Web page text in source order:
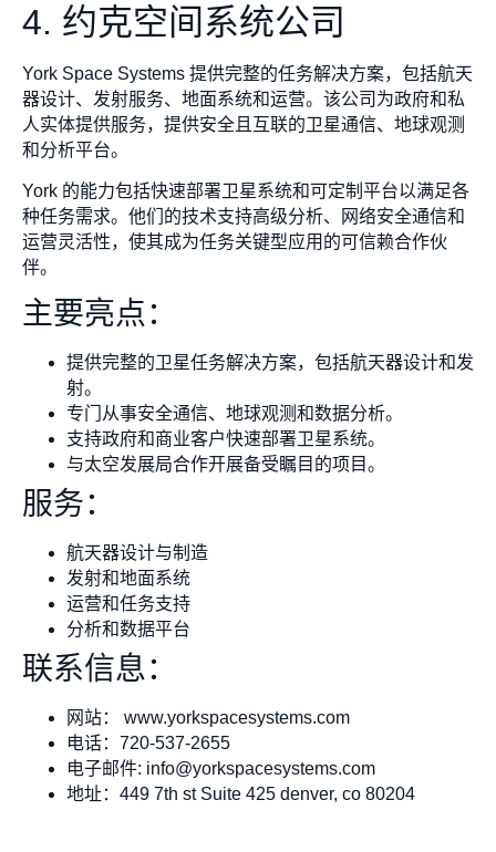
4. 约克空间系统公司
York Space Systems 提供完整的任务解决方案，包括航天
器设计、发射服务、地面系统和运营。该公司为政府和私
人实体提供服务，提供安全且互联的卫星通信、地球观测
和分析平台。
York 的能力包括快速部署卫星系统和可定制平台以满足各
种任务需求。他们的技术支持高级分析、网络安全通信和
运营灵活性，使其成为任务关键型应用的可信赖合作伙
伴。
主要亮点：
提供完整的卫星任务解决方案，包括航天器设计和发
射。
专门从事安全通信、地球观测和数据分析。
支持政府和商业客户快速部署卫星系统。
与太空发展局合作开展备受瞩目的项目。
服务：
航天器设计与制造
发射和地面系统
运营和任务支持
分析和数据平台
联系信息：
网站： www.yorkspacesystems.com
电话：720-537-2655
电子邮件: info@yorkspacesystems.com
地址：449 7th st Suite 425 denver, co 80204